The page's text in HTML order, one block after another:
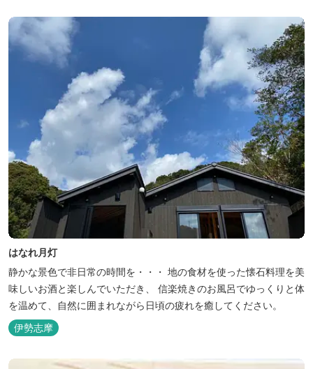
はなれ月灯
静かな景色で非日常の時間を・・・ 地の食材を使った懐石料理を美
味しいお酒と楽しんでいただき、 信楽焼きのお風呂でゆっくりと体
を温めて、自然に囲まれながら日頃の疲れを癒してください。
伊勢志摩